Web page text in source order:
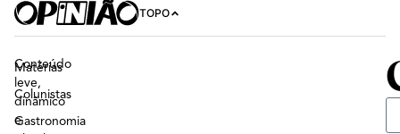
TOPO
Conteúdo
leve,
dinâmico
e
Matérias
Colunistas
Gastronomia